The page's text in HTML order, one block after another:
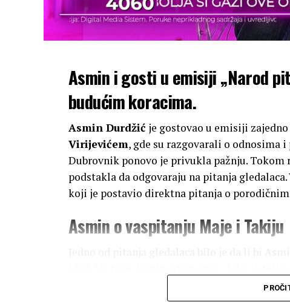
Asmin i gosti u emisiji „Narod
budućim koracima.
Asmin Durdžić je gostovao u emisiji zajedno
Virijevićem, gde su razgovarali o odnosima
Dubrovnik ponovo je privukla pažnju.
podstakla da odgovaraju na pitanja
koji je postavio direktna pitanja o
Asmin o vaspitanju Maje i Takiju
odgojio Maju. Sad što je Maja imala